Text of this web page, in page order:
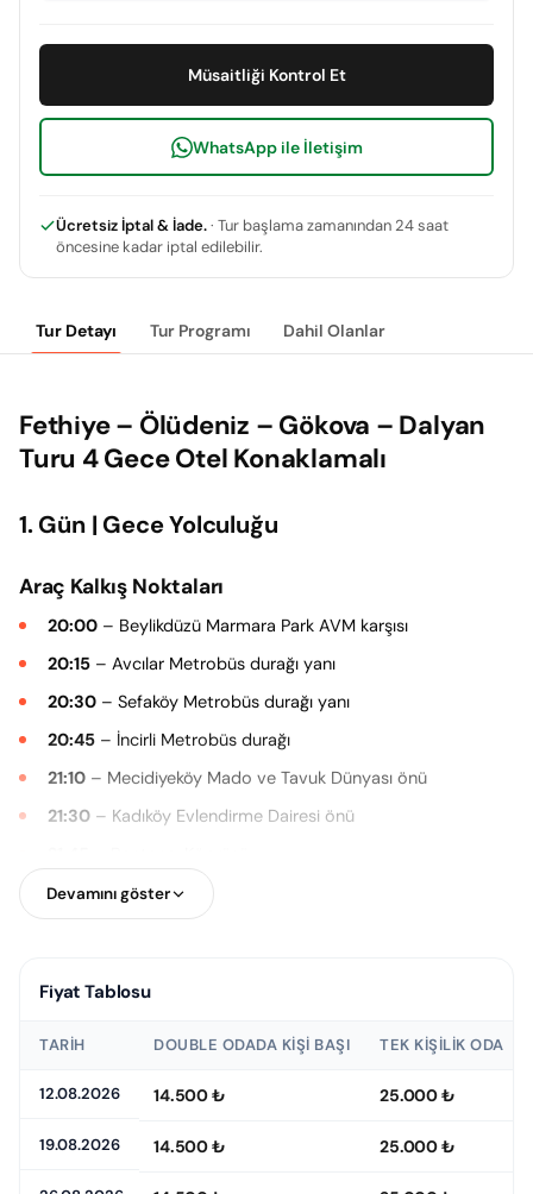
Tur Detayı Tur Programı Dahil Olanlar
Fethiye – Ölüdeniz – Gökova – Dalyan
Turu 4 Gece Otel Konaklamalı
1. Gün | Gece Yolculuğu
Araç Kalkış Noktaları
20:00 – Beylikdüzü Marmara Park AVM karşısı
20:15 – Avcılar Metrobüs durağı yanı
20:30 – Sefaköy Metrobüs durağı yanı
20:45 – İncirli Metrobüs durağı
21:10 – Mecidiyeköy Mado ve Tavuk Dünyası önü
21:30 – Kadıköy Evlendirme Dairesi önü
22:00– Kartal Köprüsü
23:00 – Bursa Özdilek AVM önü
Belirlenen kalkış noktalarından misafirlerimizi aldıktan sonra
Fethiye – Ölüdeniz – Gökova – Dalyan Turu
Devamını göster
Fiyat Tablosu
TARIH DOUBLE ODADA KIŞI BAŞI TEK KIŞILIK ODA
12.08.2026 14.500 ₺ 25.000 ₺
19.08.2026 14.500 ₺ 25.000 ₺
Müsaitliği Kontrol Et
WhatsApp ile İletişim
Ücretsiz İptal & İade.· Tur başlama zamanından 24 saat
öncesine kadar iptal edilebilir.